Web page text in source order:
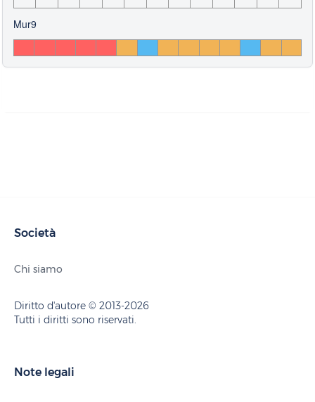
Mur9
Società
Chi siamo
Diritto d'autore © 2013-2026
Tutti i diritti sono riservati.
Note legali